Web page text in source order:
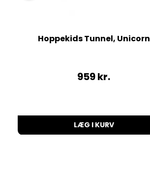
Hoppekids Tunnel, Unicorn
959kr.
LÆG I KURV